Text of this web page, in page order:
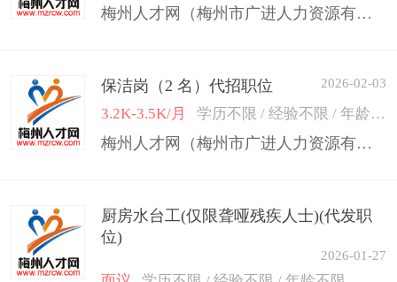
梅州人才网（梅州市广进人力资源有限公司）
保洁岗（2 名）代招职位 2026-02-03
3.2K-3.5K/月 学历不限 / 经验不限 / 年龄50岁以下
梅州人才网（梅州市广进人力资源有限公司）
厨房水台工(仅限聋哑残疾人士)(代发职
位)
2026-01-27